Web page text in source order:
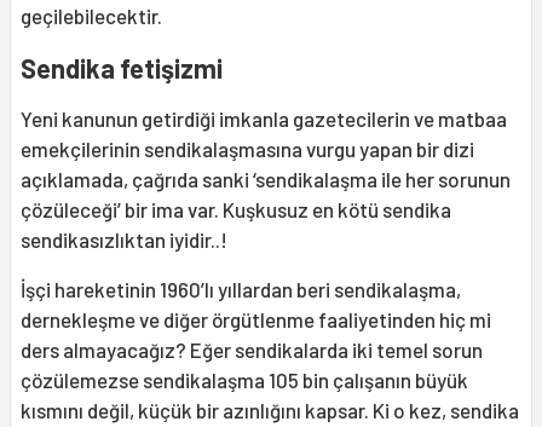
geçilebilecektir.
Sendika fetişizmi
Yeni kanunun getirdiği imkanla gazetecilerin ve matbaa
emekçilerinin sendikalaşmasına vurgu yapan bir dizi
açıklamada, çağrıda sanki ‘sendikalaşma ile her sorunun
çözüleceği’ bir ima var. Kuşkusuz en kötü sendika
sendikasızlıktan iyidir..!
İşçi hareketinin 1960’lı yıllardan beri sendikalaşma,
dernekleşme ve diğer örgütlenme faaliyetinden hiç mi
ders almayacağız? Eğer sendikalarda iki temel sorun
çözülemezse sendikalaşma 105 bin çalışanın büyük
kısmını değil, küçük bir azınlığını kapsar. Ki o kez, sendika